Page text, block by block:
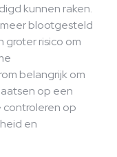
kunnen raken.
blootgesteld
groter risico om
belangrijk om
op een
op
en